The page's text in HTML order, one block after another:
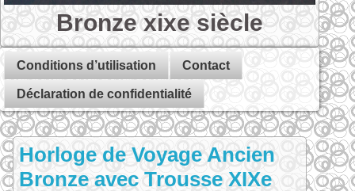
Bronze xixe siècle
Conditions d’utilisation Contact
Déclaration de confidentialité
Horloge de Voyage Ancien
Bronze avec Trousse XIXe